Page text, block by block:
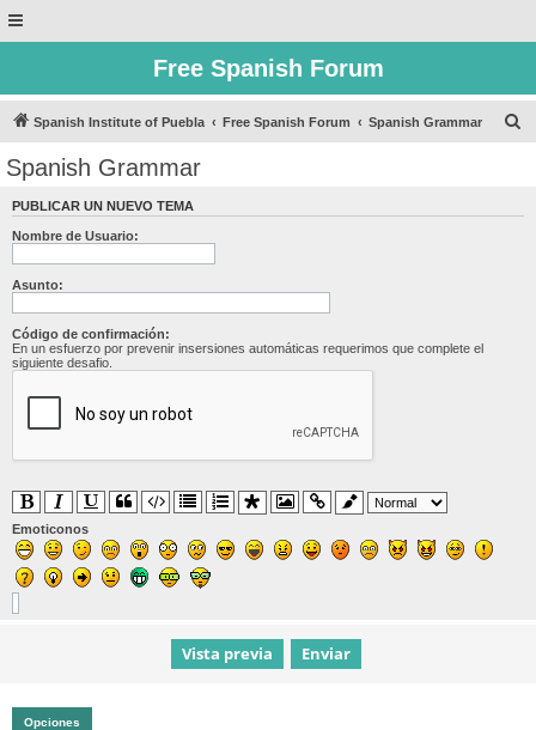
Free Spanish Forum
Spanish Institute of Puebla Free Spanish Forum Spanish Grammar
Spanish Grammar
PUBLICAR UN NUEVO TEMA
Nombre de Usuario:
Asunto:
Código de confirmación:
En un esfuerzo por prevenir insersiones automáticas requerimos que complete el
siguiente desafio.
Emoticonos
Opciones